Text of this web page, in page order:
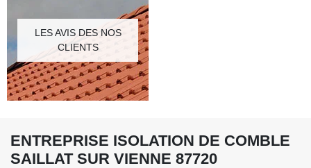
LES AVIS DES NOS
CLIENTS
ENTREPRISE ISOLATION DE COMBLE
SAILLAT SUR VIENNE 87720